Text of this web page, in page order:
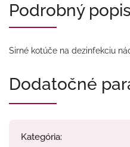
Podrobný popis
Sirné kotúče na dezinfekciu
Dodatočné
Kategória: